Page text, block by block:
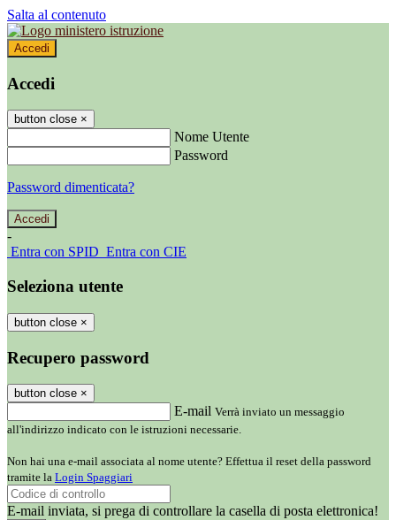
Salta al contenuto
Accedi
Accedi
button close ×
Nome Utente
Password
Password dimenticata?
-
Entra con SPID Entra con CIE
Seleziona utente
button close ×
Recupero password
button close ×
E-mail Verrà inviato un messaggio
all'indirizzo indicato con le istruzioni necessarie.
Non hai una e-mail associata al nome utente? Effettua il reset della password
tramite la Login Spaggiari
E-mail inviata, si prega di controllare la casella di posta elettronica!